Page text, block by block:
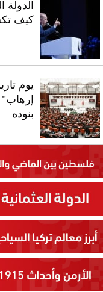
الدولة
كيف
يوم
إرهاب"
بنوده